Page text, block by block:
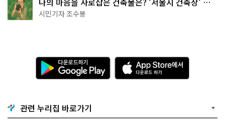
상작 공개!
시민기자 조수봉
다
운
로
기
G
o
A
p
p
e
관련 누리집 바로가기